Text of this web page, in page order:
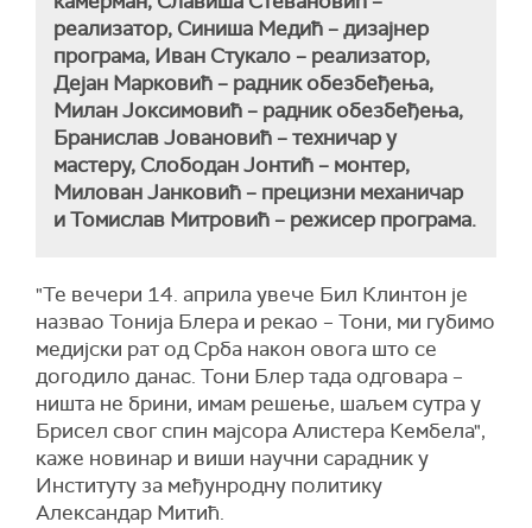
реализатор, Синиша Медић – дизајнер
програма, Иван Стукало – реализатор,
Дејан Марковић – радник обезбеђења,
Милан Јоксимовић – радник обезбеђења,
Бранислав Јовановић – техничар у
мастеру, Слободан Јонтић – монтер,
Милован Јанковић – прецизни механичар
и Томислав Митровић – режисер програма.
"Те вечери 14. априла увече Бил Клинтон је
назвао Тонија Блера и рекао – Тони, ми губимо
медијски рат од Срба након овога што се
догодило данас. Тони Блер тада одговара –
ништа не брини, имам решење, шаљем сутра у
Брисел свог спин мајсора Алистера Кембела",
каже новинар и виши научни сарадник у
Институту за међунродну политику
Александар Митић.